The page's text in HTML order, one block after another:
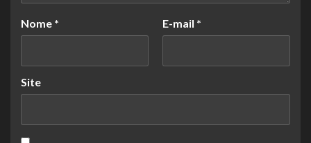
Nome * E-mail *
Site